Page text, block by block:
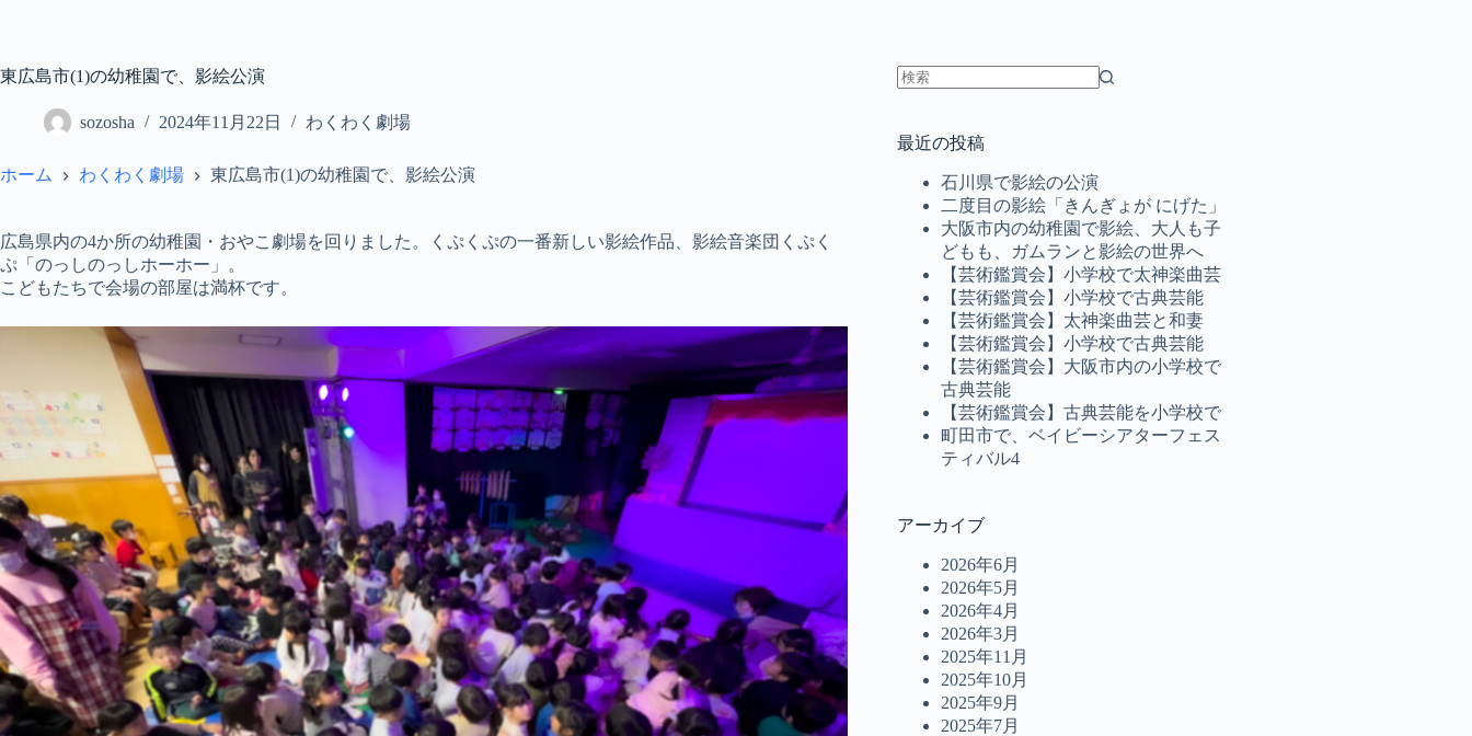
ン
キ
東広島市(1)の幼稚園で、影絵公演
sozosha 2024年11月22日 わくわく劇場
ホーム わくわく劇場 東広島市(1)の幼稚園で、影絵公演
広島県内の4か所の幼稚園・おやこ劇場を回りました。くぷくぷの一番新しい影絵作品、影絵音楽団くぷく
ぷ「のっしのっしホーホー」。
こどもたちで会場の部屋は満杯です。
な
最近の投稿
石川県で影絵の公演
二度目の影絵「きんぎょが にげた」
大阪市内の幼稚園で影絵、大人も子
どもも、ガムランと影絵の世界へ
【芸術鑑賞会】小学校で太神楽曲芸
【芸術鑑賞会】小学校で古典芸能
【芸術鑑賞会】太神楽曲芸と和妻
【芸術鑑賞会】小学校で古典芸能
【芸術鑑賞会】大阪市内の小学校で
古典芸能
【芸術鑑賞会】古典芸能を小学校で
町田市で、ベイビーシアターフェス
ティバル4
アーカイブ
2026年6月
2026年5月
2026年4月
2026年3月
2025年11月
2025年10月
2025年9月
2025年7月